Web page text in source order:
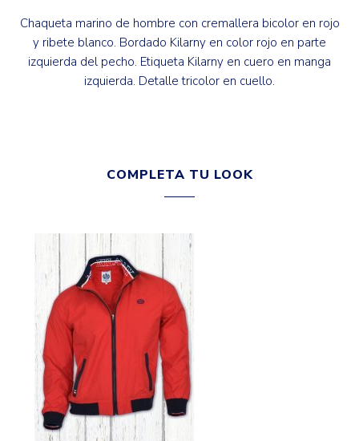
Chaqueta marino de hombre con cremallera bicolor en rojo
y ribete blanco. Bordado Kilarny en color rojo en parte
izquierda del pecho. Etiqueta Kilarny en cuero en manga
izquierda. Detalle tricolor en cuello.
COMPLETA TU LOOK